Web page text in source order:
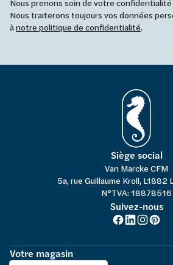
Nous prenons soin de votre confidentialité
Nous traiterons toujours vos données
ànotre politique de confidentialité.
Siège social
Van Marcke CFM
5a, rue Guillaume Kroll, L1882
N°TVA: 18878516
Suivez-nous
Votre magasin